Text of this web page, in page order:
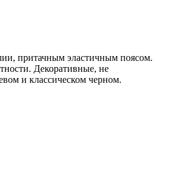
притачным эластичным поясом.
Декоративные, не
и классическом черном.